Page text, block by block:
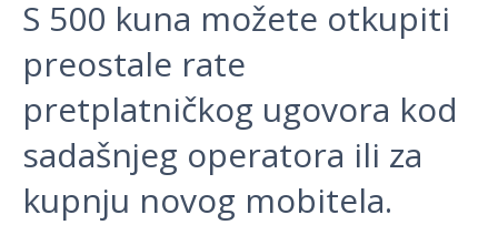
S 500 kuna možete otkupiti
preostale rate
pretplatničkog ugovora kod
sadašnjeg operatora ili za
kupnju novog mobitela.